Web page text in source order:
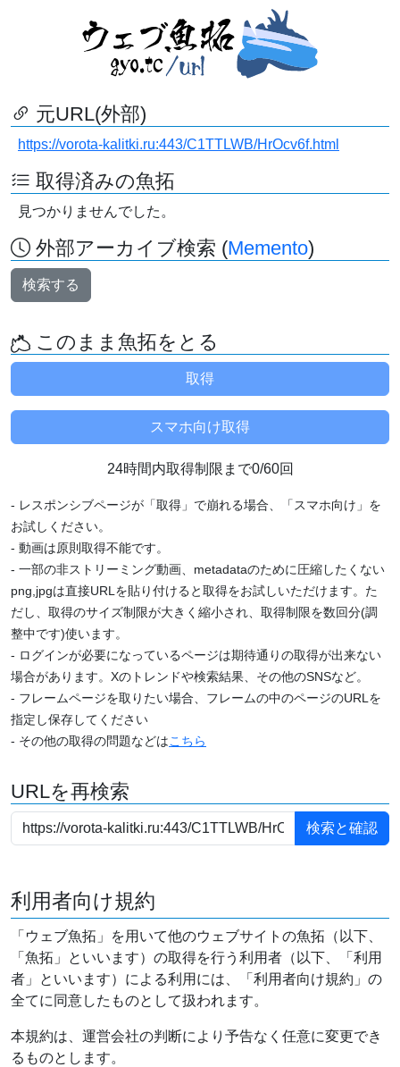
元URL(外部)
https://vorota-kalitki.ru:443/C1TTLWB/HrOcv6f.html
取得済みの魚拓
見つかりませんでした。
外部アーカイブ検索 (Memento)
検索する
このまま魚拓をとる
24時間内取得制限まで0/60回
- レスポンシブページが「取得」で崩れる場合、「スマホ向け」を
お試しください。
- 動画は原則取得不能です。
- 一部の非ストリーミング動画、metadataのために圧縮したくない
png,jpgは直接URLを貼り付けると取得をお試しいただけます。た
だし、取得のサイズ制限が大きく縮小され、取得制限を数回分(調
整中です)使います。
- ログインが必要になっているページは期待通りの取得が出来ない
場合があります。Xのトレンドや検索結果、その他のSNSなど。
- フレームページを取りたい場合、フレームの中のページのURLを
指定し保存してください
- その他の取得の問題などはこちら
URLを再検索
利用者向け規約
「ウェブ魚拓」を用いて他のウェブサイトの魚拓（以下、
「魚拓」といいます）の取得を行う利用者（以下、「利用
者」といいます）による利用には、「利用者向け規約」の
全てに同意したものとして扱われます。
本規約は、運営会社の判断により予告なく任意に変更でき
るものとします。